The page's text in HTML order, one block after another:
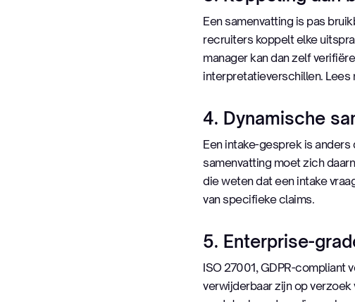
Een samenvatting is pas
recruiters koppelt elke
manager kan dan zelf
interpretatieverschillen. Lees
4. Dynamische
Een intake-gesprek is
samenvatting moet zich
die weten dat een intake
van specifieke claims.
5. Enterprise-
ISO 27001, GDPR-compliant
verwijderbaar zijn op